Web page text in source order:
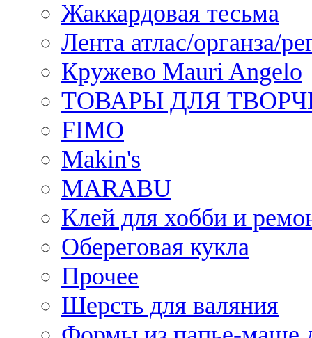
Жаккардовая тесьма
Лента атлас/органза/
Кружево Mauri Angelo
ТОВАРЫ ДЛЯ
FIMO
Makin's
MARABU
Клей для хобби и
Обереговая кукла
Прочее
Шерсть для валяния